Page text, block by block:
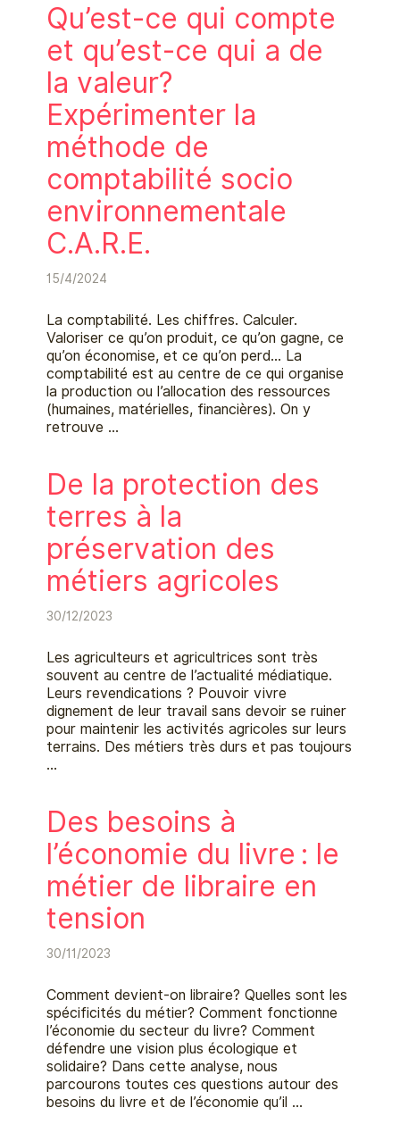
Qu’est-ce qui compte
et qu’est-ce qui a de
la valeur?
Expérimenter la
méthode de
comptabilité socio
environnementale
C.A.R.E.
15/4/2024
La comptabilité. Les chiffres. Calculer.
Valoriser ce qu’on produit, ce qu’on gagne, ce
qu’on économise, et ce qu’on perd… La
comptabilité est au centre de ce qui organise
la production ou l’allocation des ressources
(humaines, matérielles, financières). On y
retrouve …
De la protection des
terres à la
préservation des
métiers agricoles
30/12/2023
Les agriculteurs et agricultrices sont très
souvent au centre de l’actualité médiatique.
Leurs revendications ? Pouvoir vivre
dignement de leur travail sans devoir se ruiner
pour maintenir les activités agricoles sur leurs
terrains. Des métiers très durs et pas toujours
…
Des besoins à
l’économie du livre : le
métier de libraire en
tension
30/11/2023
Comment devient-on libraire? Quelles sont les
spécificités du métier? Comment fonctionne
l’économie du secteur du livre? Comment
défendre une vision plus écologique et
solidaire? Dans cette analyse, nous
parcourons toutes ces questions autour des
besoins du livre et de l’économie qu’il …